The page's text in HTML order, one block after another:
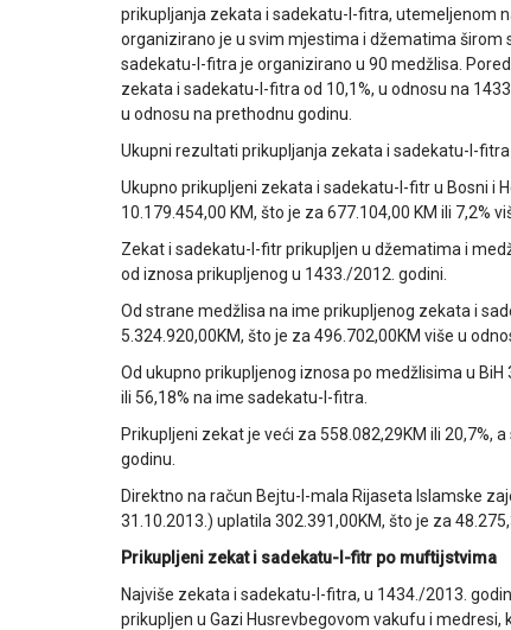
prikupljanja zekata i sadekatu-l-fitra, utemeljenom
organizirano je u svim mjestima i džematima širom
sadekatu-l-fitra je organizirano u 90 medžlisa.
zekata i sadekatu-l-fitra od 10,1%, u odnosu na
u odnosu na prethodnu godinu.
Ukupni rezultati prikupljanja zekata i sadekatu-l-
Ukupno prikupljeni zekata i sadekatu-l-fitr u Bosni i
10.179.454,00 KM, što je za 677.104,00 KM ili 7,2%
Zekat i sadekatu-l-fitr prikupljen u džematima i
od iznosa prikupljenog u 1433./2012. godini.
Od strane medžlisa na ime prikupljenog zekata i
5.324.920,00KM, što je za 496.702,00KM više u
Od ukupno prikupljenog iznosa po medžlisima u
ili 56,18% na ime sadekatu-l-fitra.
Prikupljeni zekat je veći za 558.082,29KM ili 20,7%,
godinu.
Direktno na račun Bejtu-l-mala Rijaseta Islamske
31.10.2013.) uplatila 302.391,00KM, što je za
Prikupljeni zekat i sadekatu-l-fitr po muftijstvima
Najviše zekata i sadekatu-l-fitra, u 1434./2013.
prikupljen u Gazi Husrevbegovom vakufu i